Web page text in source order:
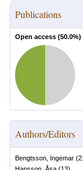
Publications
Open access (50.0%)
Authors/Editors
Bengtsson, Ingemar (